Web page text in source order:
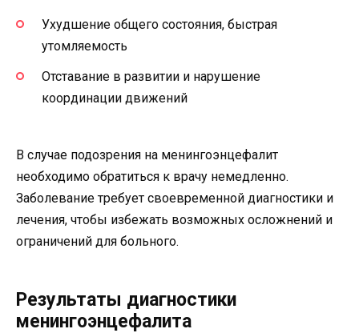
Ухудшение общего состояния, быстрая
утомляемость
Отставание в развитии и нарушение
координации движений
В случае подозрения на менингоэнцефалит
необходимо обратиться к врачу немедленно.
Заболевание требует своевременной диагностики и
лечения, чтобы избежать возможных осложнений и
ограничений для больного.
Результаты диагностики
менингоэнцефалита